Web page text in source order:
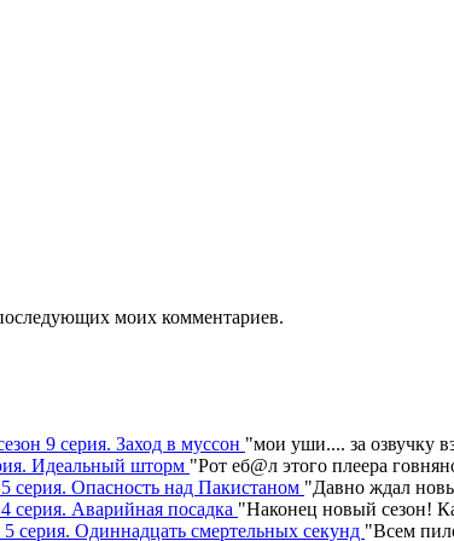
моих комментариев.
9 серия. Заход в муссон "мои уши.... за озвучку
Идеальный шторм "Рот еб@л этого плеера
серия. Опасность над Пакистаном "Давно ждал
серия. Аварийная посадка "Наконец новый сезон!
5 серия. Одиннадцать смертельных секунд "Всем